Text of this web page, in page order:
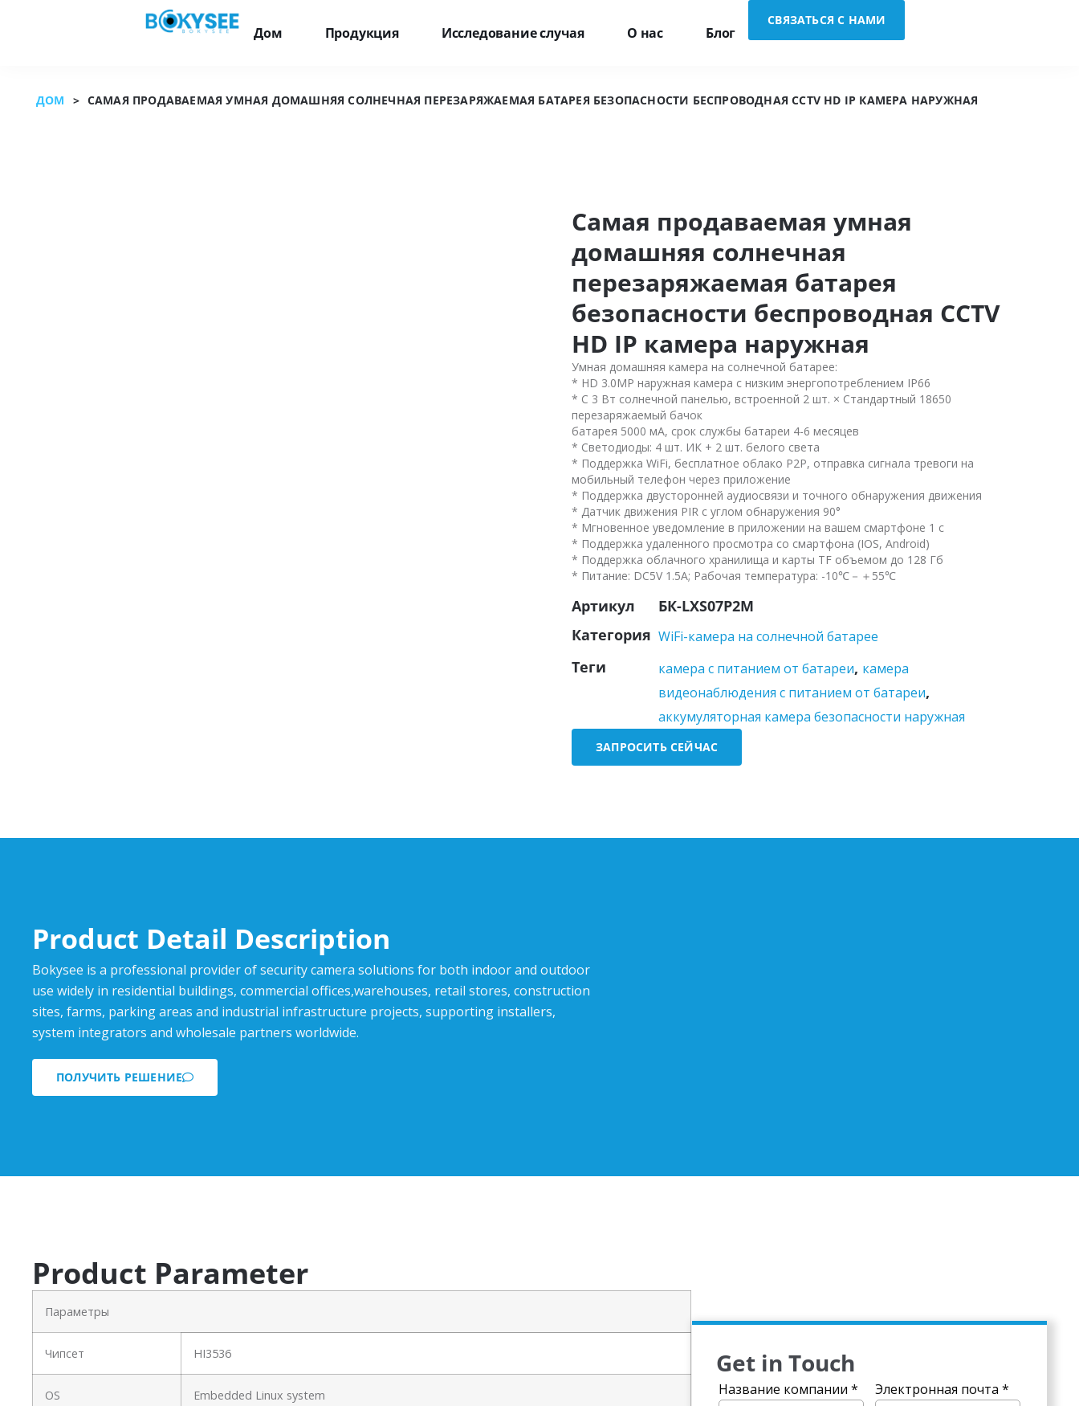
Дом Продукция Исследование случая О нас Блог
СВЯЗАТЬСЯ С НАМИ
ДОМ > САМАЯ ПРОДАВАЕМАЯ УМНАЯ ДОМАШНЯЯ СОЛНЕЧНАЯ ПЕРЕЗАРЯЖАЕМАЯ БАТАРЕЯ БЕЗОПАСНОСТИ БЕСПРОВОДНАЯ CCTV HD IP КАМЕРА НАРУЖНАЯ
Самая продаваемая умная
домашняя солнечная
перезаряжаемая батарея
безопасности беспроводная CCTV
HD IP камера наружная
Умная домашняя камера на солнечной батарее:
* HD 3.0MP наружная камера с низким энергопотреблением IP66
* С 3 Вт солнечной панелью, встроенной 2 шт. × Стандартный 18650
перезаряжаемый бачок
батарея 5000 мА, срок службы батареи 4-6 месяцев
* Светодиоды: 4 шт. ИК + 2 шт. белого света
* Поддержка WiFi, бесплатное облако P2P, отправка сигнала тревоги на
мобильный телефон через приложение
* Поддержка двусторонней аудиосвязи и точного обнаружения движения
* Датчик движения PIR с углом обнаружения 90°
* Мгновенное уведомление в приложении на вашем смартфоне 1 с
* Поддержка удаленного просмотра со смартфона (IOS, Android)
* Поддержка облачного хранилища и карты TF объемом до 128 Гб
* Питание: DC5V 1.5A; Рабочая температура: -10℃－＋55℃
Артикул
БК-LXS07P2M
Категория WiFi-камера на солнечной батарее
Теги камера с питанием от батареи, камера
видеонаблюдения с питанием от батареи,
аккумуляторная камера безопасности наружная
ЗАПРОСИТЬ СЕЙЧАС
Product Detail Description
Bokysee is a professional provider of security camera solutions for both indoor and outdoor
use widely in residential buildings, commercial offices,warehouses, retail stores, construction
sites, farms, parking areas and industrial infrastructure projects, supporting installers,
system integrators and wholesale partners worldwide.
ПОЛУЧИТЬ РЕШЕНИЕ
Product Parameter
Параметры
Чипсет HI3536
OS Embedded Linux system
Get in Touch
Название компании * Электронная почта *